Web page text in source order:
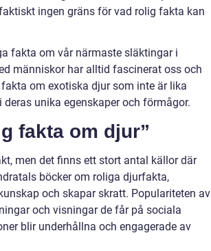
ingen gräns för vad rolig fakta kan
fakta om vår närmaste släktingar i
människor har alltid fascinerat oss och
om exotiska djur som inte är lika
unika egenskaper och förmågor.
fakta om djur”
men det finns ett stort antal källor där
böcker om roliga djurfakta,
och skapar skratt. Populariteten av
och visningar de får på sociala
blir underhållna och engagerade av